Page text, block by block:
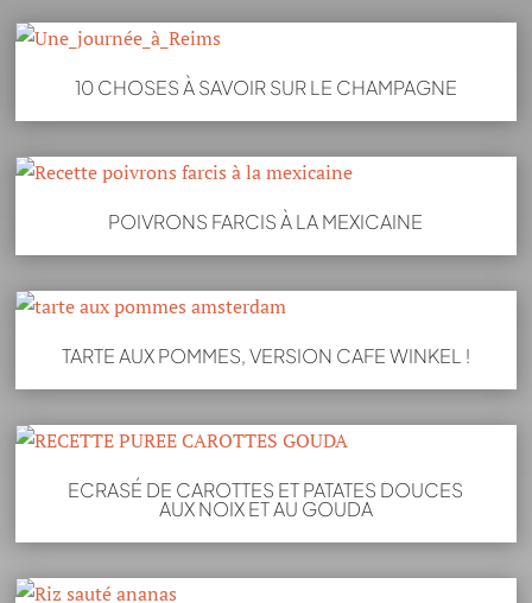
10 CHOSES À SAVOIR SUR LE CHAMPAGNE
POIVRONS FARCIS À LA MEXICAINE
TARTE AUX POMMES, VERSION CAFE WINKEL !
ECRASÉ DE CAROTTES ET PATATES DOUCES
AUX NOIX ET AU GOUDA